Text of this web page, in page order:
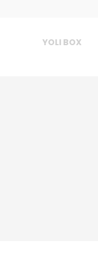
YOLI BOX